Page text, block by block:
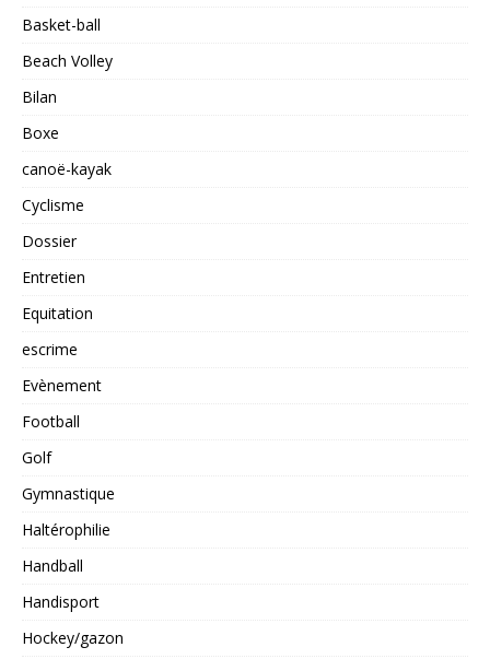
Basket-ball
Beach Volley
Bilan
Boxe
canoë-kayak
Cyclisme
Dossier
Entretien
Equitation
escrime
Evènement
Football
Golf
Gymnastique
Haltérophilie
Handball
Handisport
Hockey/gazon